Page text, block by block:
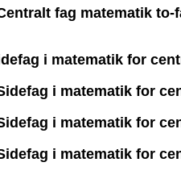
fag matematik
i matematik for
i matematik for
i matematik for
i matematik for